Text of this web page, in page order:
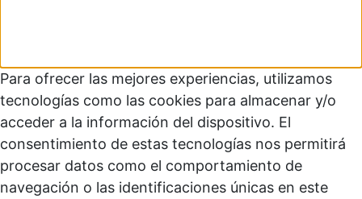
Para ofrecer las mejores experiencias, utilizamos
tecnologías como las cookies para almacenar y/o
acceder a la información del dispositivo. El
consentimiento de estas tecnologías nos permitirá
procesar datos como el comportamiento de
navegación o las identificaciones únicas en este